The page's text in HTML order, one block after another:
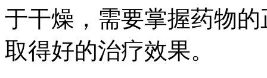
于干燥，需要掌握药物
取得好的治疗效果。